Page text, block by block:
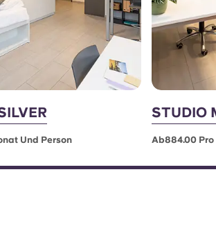
Und Person
STUDIO
Ab884.00 Pro